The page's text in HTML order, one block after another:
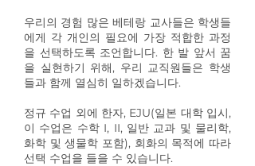
우리의 경험 많은 베테랑 교사들은 학생들
에게 각 개인의 필요에 가장 적합한 과정
을 선택하도록 조언합니다. 한 발 앞서 꿈
을 실현하기 위해, 우리 교직원들은 학생
들과 함께 열심히 일하겠습니다.
정규 수업 외에 한자, EJU(일본 대학 입시,
이 수업은 수학 I, II, 일반 교과 및 물리학,
화학 및 생물학 포함), 회화의 목적에 따라
선택 수업을 들을 수 있습니다.